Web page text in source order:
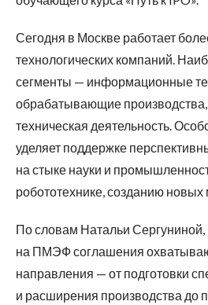
Сегодня в Москве работает
технологических компаний.
сегменты — информационные
обрабатывающие производства,
техническая деятельность.
уделяет поддержке
на стыке науки и
робототехнике, созданию
По словам Натальи
на ПМЭФ соглашения
направления — от подготовки
и расширения производства до